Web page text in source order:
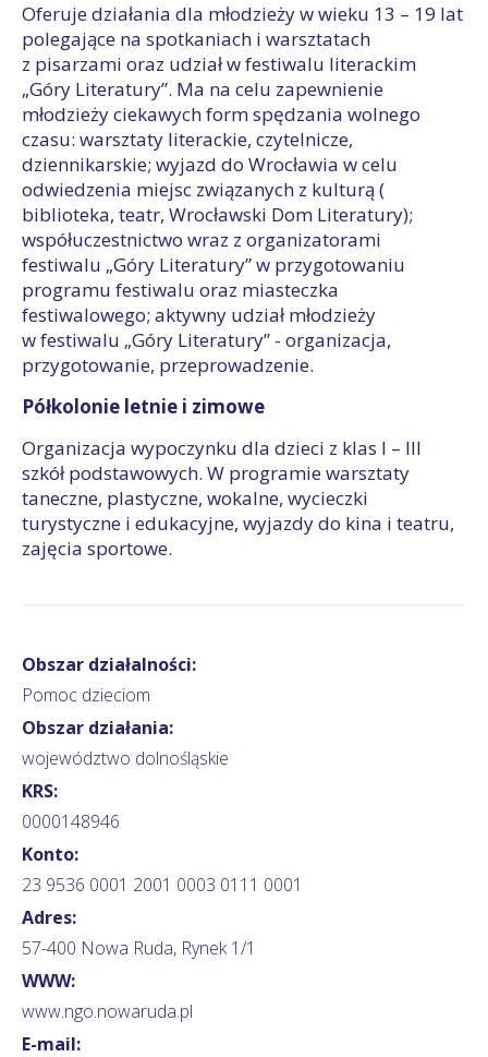
Oferuje działania dla młodzieży w wieku 13 – 19 lat
polegające na spotkaniach i warsztatach
z pisarzami oraz udział w festiwalu literackim
„Góry Literatury”. Ma na celu zapewnienie
młodzieży ciekawych form spędzania wolnego
czasu: warsztaty literackie, czytelnicze,
dziennikarskie; wyjazd do Wrocławia w celu
odwiedzenia miejsc związanych z kulturą (
biblioteka, teatr, Wrocławski Dom Literatury);
współuczestnictwo wraz z organizatorami
festiwalu „Góry Literatury” w przygotowaniu
programu festiwalu oraz miasteczka
festiwalowego; aktywny udział młodzieży
w festiwalu „Góry Literatury” - organizacja,
przygotowanie, przeprowadzenie.
Półkolonie letnie i zimowe
Organizacja wypoczynku dla dzieci z klas I – III
szkół podstawowych. W programie warsztaty
taneczne, plastyczne, wokalne, wycieczki
turystyczne i edukacyjne, wyjazdy do kina i teatru,
zajęcia sportowe.
Obszar działalności:
Pomoc dzieciom
Obszar działania:
województwo dolnośląskie
KRS:
0000148946
Konto:
23 9536 0001 2001 0003 0111 0001
Adres:
57-400 Nowa Ruda, Rynek 1/1
WWW:
www.ngo.nowaruda.pl
E-mail: